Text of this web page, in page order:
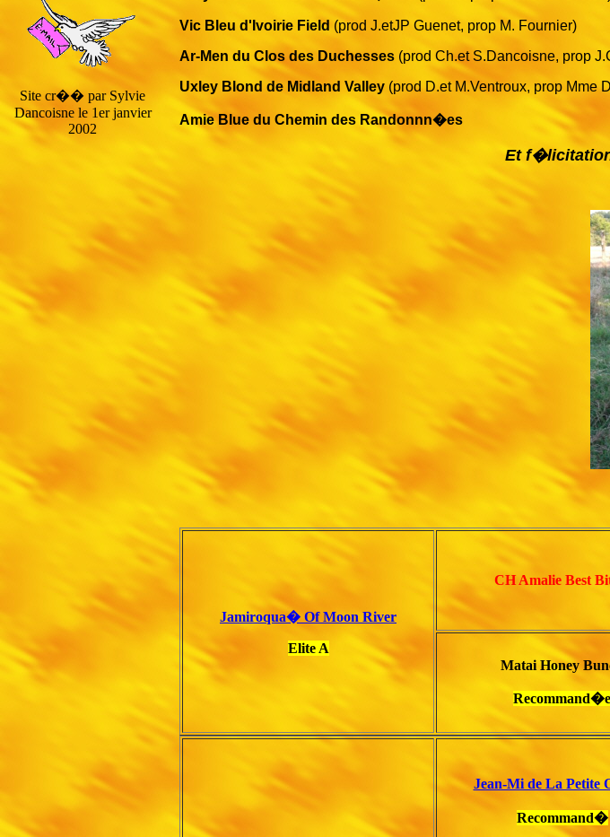
Site cr�� par Sylvie
Dancoisne le 1er janvier
2002
Vic Bleu d'Ivoirie Field (prod J.etJP Guenet, prop M. Fournier)
Ar-Men du Clos des Duchesses (prod Ch.et S.Dancoisne, prop
Uxley Blond de Midland Valley (prod D.et M.Ventroux, prop Mme
Amie Blue du Chemin des Randonnn�es
Et
Jamiroqua� Of Moon River
Elite A
CH Amalie Best
Matai Honey
Recommand�e
Jean-Mi de La Petite
Recommand�